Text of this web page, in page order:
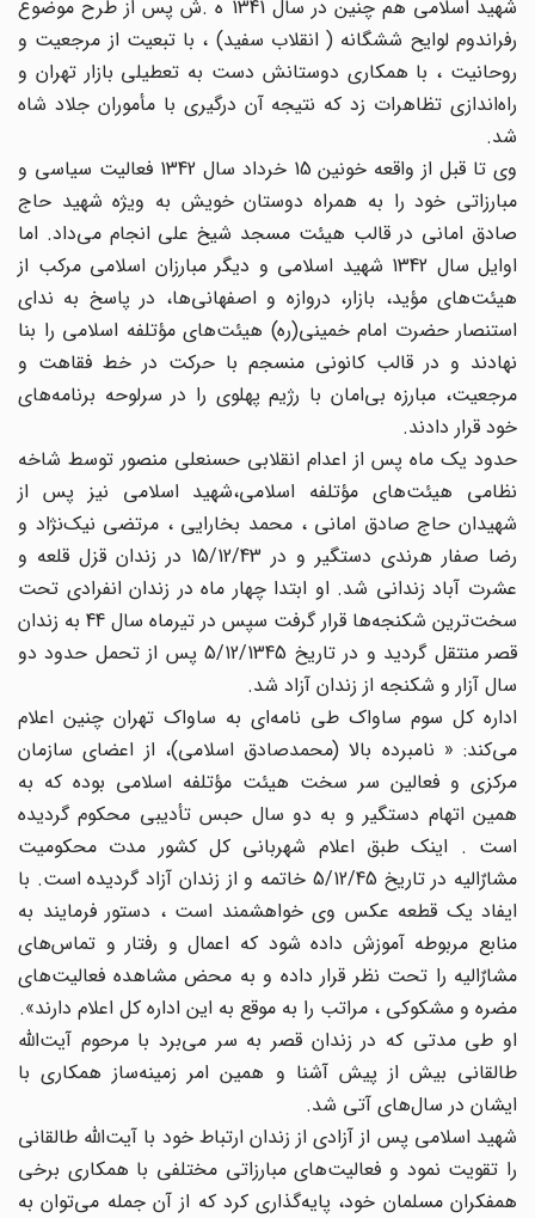
شهید اسلامی هم چنین در سال 1341 ه .ش پس از طرح موضوع
رفراندوم لوایح ششگانه ( انقلاب سفید) ، با تبعیت از مرجعیت و
روحانیت ، با همکاری دوستانش دست به تعطیلی بازار تهران و
راه‌اندازی تظاهرات زد که نتیجه آن درگیری با مأموران جلاد شاه
شد.
وی تا قبل از واقعه خونین 15 خرداد سال 1342 فعالیت‌ سیاسی و
مبارزاتی خود را به همراه دوستان خویش به ویژه شهید حاج
صادق امانی در قالب هیئت مسجد شیخ علی انجام می‌داد. اما
اوایل سال 1342 شهید اسلامی و دیگر مبارزان اسلامی مرکب از
هیئت‌های مؤید، بازار، دروازه و اصفهانی‌ها، در پاسخ به ندای
استنصار حضرت امام خمینی(ره) هیئت‌های مؤتلفه اسلامی را بنا
نهادند و در قالب کانونی منسجم با حرکت در خط فقاهت و
مرجعیت، مبارزه بی‌امان با رژیم پهلوی را در سرلوحه برنامه‌های
خود قرار دادند.
حدود یک ماه پس از اعدام انقلابی حسنعلی منصور توسط شاخه
نظامی هیئت‌های مؤتلفه اسلامی،شهید اسلامی نیز پس از
شهیدان حاج صادق امانی ، محمد بخارایی ، مرتضی نیک‌نژاد و
رضا صفار هرندی دستگیر و در 15/12/43 در زندان قزل قلعه و
عشرت آباد زندانی شد. او ابتدا چهار ماه در زندان انفرادی تحت
سخت‌ترین شکنجه‌ها قرار گرفت سپس در تیرماه سال 44 به زندان
قصر منتقل گردید و در تاریخ 5/12/1345 پس از تحمل حدود دو
سال آزار و شکنجه از زندان آزاد شد.
اداره کل سوم ساواک طی نامه‌ای به ساواک تهران چنین اعلام
می‌کند: « نامبرده بالا (محمدصادق اسلامی)، از اعضای سازمان
مرکزی و فعالین سر سخت هیئت مؤتلفه اسلامی بوده که به
همین اتهام دستگیر و به دو سال حبس تأدیبی محکوم گردیده
است . اینک طبق اعلام شهربانی کل کشور مدت محکومیت
مشارٌالیه در تاریخ 5/12/45 خاتمه و از زندان آزاد گردیده است. با
ایفاد یک قطعه عکس وی خواهشمند است ، دستور فرمایند به
منابع مربوطه آموزش داده شود که اعمال و رفتار و تماس‌های
مشارٌالیه را تحت نظر قرار داده و به محض مشاهده فعالیت‌های
مضره و مشکوکی ، مراتب را به موقع به این اداره کل اعلام دارند».
او طی مدتی که در زندان قصر به سر می‌برد با مرحوم آیت‌الله
طالقانی بیش از پیش آشنا و همین امر زمینه‌ساز همکاری با
ایشان در سال‌های آتی شد.
شهید اسلامی پس از آزادی از زندان ارتباط خود با آیت‌الله طالقانی
را تقویت نمود و فعالیت‌های مبارزاتی مختلفی با همکاری برخی
همفکران مسلمان خود، پایه‌گذاری کرد که از آن جمله می‌توان به